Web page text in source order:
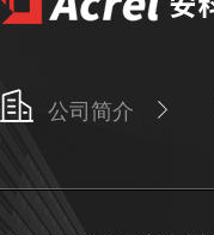
公司简介